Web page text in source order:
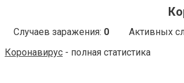
Случаев заражения: 0 Активных
Коронавирус - полная статистика